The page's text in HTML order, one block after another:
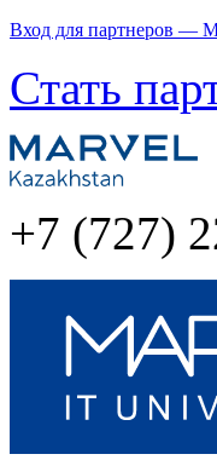
Вход для партнеров —
Стать
+7 (727)